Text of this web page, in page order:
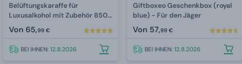
Belüftungskaraffe für
Luxusalkohol mit Zubehör 850
ml
Von 65,99 €
BEI IHNEN: 12.8.2026
Giftboxeo Geschenkbox (royal
blue) - Für den Jäger
Von 57,99 €
BEI IHNEN:12.8.2026